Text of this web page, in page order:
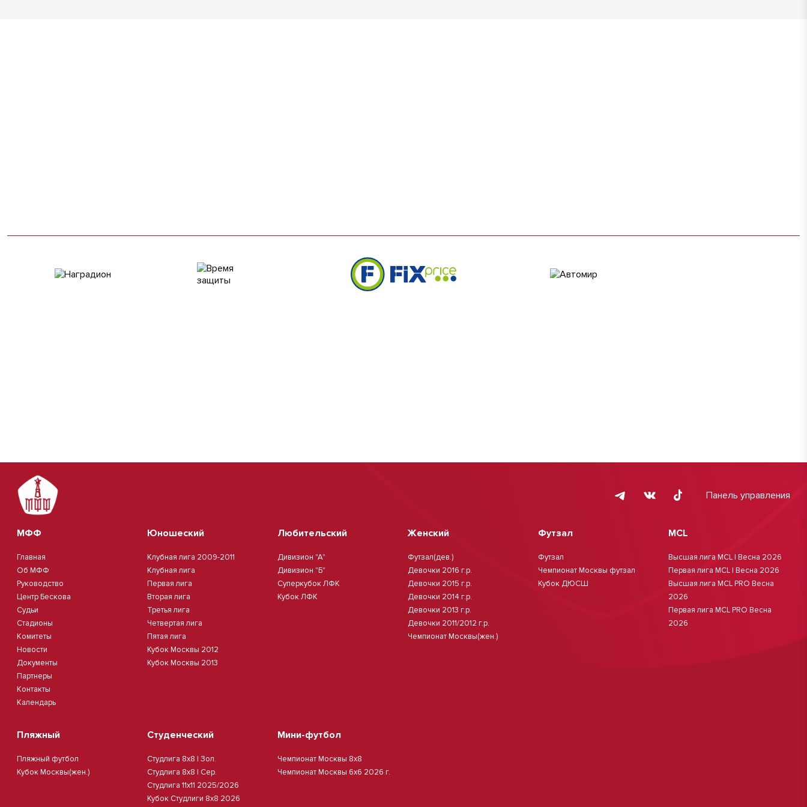
Панель управления
МФФ
Главная
Об МФФ
Руководство
Центр Бескова
Судьи
Стадионы
Комитеты
Новости
Документы
Партнеры
Контакты
Календарь
Юношеский
Клубная лига 2009-2011
Клубная лига
Первая лига
Вторая лига
Третья лига
Четвертая лига
Пятая лига
Кубок Москвы 2012
Кубок Москвы 2013
Любительский
Дивизион "А"
Дивизион "Б"
Суперкубок ЛФК
Кубок ЛФК
Женский
Футзал(дев.)
Девочки 2016 г.р.
Девочки 2015 г.р.
Девочки 2014 г.р.
Девочки 2013 г.р.
Девочки 2011/2012 г.р.
Чемпионат Москвы(жен.)
Футзал
Футзал
Чемпионат Москвы футзал
Кубок ДЮСШ
MCL
Высшая лига MCL | Весна 2026
Первая лига MCL | Весна 2026
Высшая лига MCL PRO Весна
2026
Первая лига MCL PRO Весна
2026
Пляжный
Пляжный футбол
Кубок Москвы(жен.)
Студенческий
Студлига 8х8 | Зол.
Студлига 8х8 | Сер.
Студлига 11х11 2025/2026
Кубок Студлиги 8х8 2026
Мини-футбол
Чемпионат Москвы 8х8
Чемпионат Москвы 6х6 2026 г.